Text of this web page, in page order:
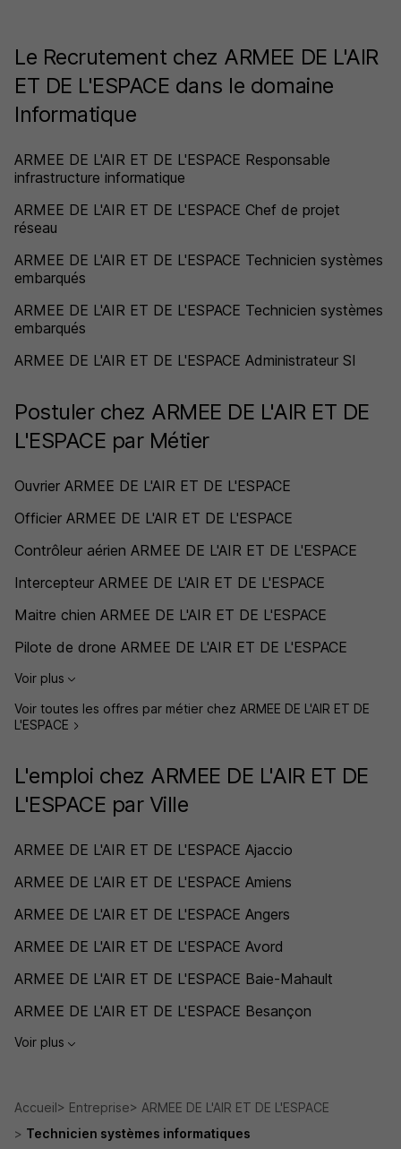
Le Recrutement chez ARMEE DE L'AIR
ET DE L'ESPACE dans le domaine
Informatique
ARMEE DE L'AIR ET DE L'ESPACE Responsable
infrastructure informatique
ARMEE DE L'AIR ET DE L'ESPACE Chef de projet
réseau
ARMEE DE L'AIR ET DE L'ESPACE Technicien systèmes
embarqués
ARMEE DE L'AIR ET DE L'ESPACE Technicien systèmes
embarqués
ARMEE DE L'AIR ET DE L'ESPACE Administrateur SI
Postuler chez ARMEE DE L'AIR ET DE
L'ESPACE par Métier
Ouvrier ARMEE DE L'AIR ET DE L'ESPACE
Officier ARMEE DE L'AIR ET DE L'ESPACE
Contrôleur aérien ARMEE DE L'AIR ET DE L'ESPACE
Intercepteur ARMEE DE L'AIR ET DE L'ESPACE
Maitre chien ARMEE DE L'AIR ET DE L'ESPACE
Pilote de drone ARMEE DE L'AIR ET DE L'ESPACE
Voir plus
Voir toutes les offres par métier chez ARMEE DE L'AIR ET DE
L'ESPACE
L'emploi chez ARMEE DE L'AIR ET DE
L'ESPACE par Ville
ARMEE DE L'AIR ET DE L'ESPACE Ajaccio
ARMEE DE L'AIR ET DE L'ESPACE Amiens
ARMEE DE L'AIR ET DE L'ESPACE Angers
ARMEE DE L'AIR ET DE L'ESPACE Avord
ARMEE DE L'AIR ET DE L'ESPACE Baie-Mahault
ARMEE DE L'AIR ET DE L'ESPACE Besançon
Voir plus
Accueil Entreprise
ARMEE DE L'AIR ET DE L'ESPACE
Technicien systèmes informatiques